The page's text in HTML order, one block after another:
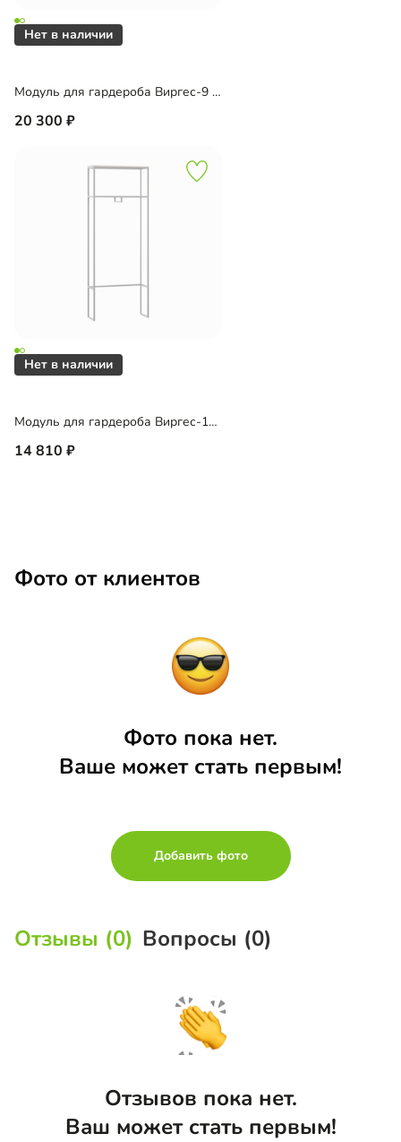
Модуль для гардероба Виргес-9 Блэк
20 300
Модуль для гардероба Виргес-10 Блэк
14 810
Фото от клиентов
Фото пока нет.
Ваше может стать первым!
Добавить фото
Отзывы (0) Вопросы (0)
Отзывов пока нет.
Ваш может стать первым!